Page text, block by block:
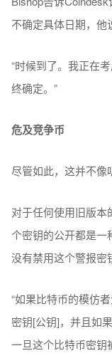
不确定具体日期，他
“时候到了。我正在
终确定。”
危及竞争币
尽管如此，这并不像
对于任何使用旧版
个密钥的公开都是一
没有禁用这个警报密
“如果比特币的模仿
密钥[公钥]，并且如
一旦这个比特币密钥